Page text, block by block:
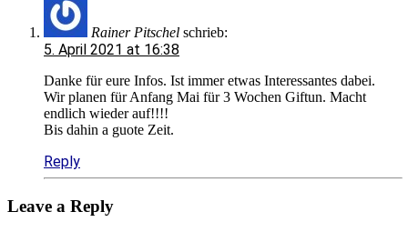
Rainer Pitschel schrieb:
5. April 2021 at 16:38
Danke für eure Infos. Ist immer etwas Interessantes dabei.
Wir planen für Anfang Mai für 3 Wochen Giftun. Macht
endlich wieder auf!!!!
Bis dahin a guote Zeit.
Reply
Leave a Reply